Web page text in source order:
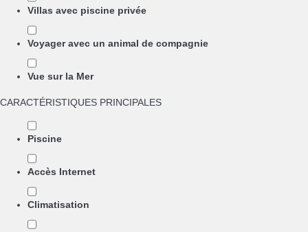
Villas avec piscine privée
Voyager avec un animal de compagnie
Vue sur la Mer
CARACTÉRISTIQUES PRINCIPALES
Piscine
Accès Internet
Climatisation